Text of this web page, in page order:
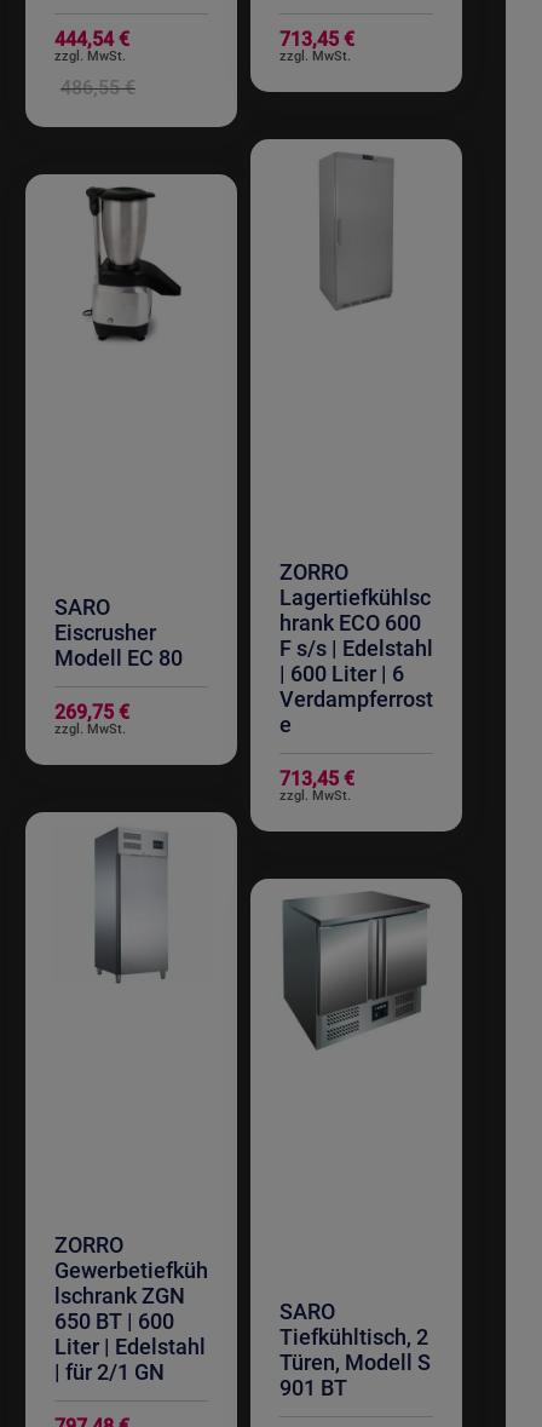
444,54 €
486,55 €
SARO
Eiscrusher
Modell EC 80
269,75 €
ZORRO
Gewerbetiefküh
lschrank ZGN
650 BT | 600
Liter | Edelstahl
| für 2/1 GN
713,45 €
ZORRO
Lagertiefkühlsc
hrank ECO 600
F s/s | Edelstahl
| 600 Liter | 6
Verdampferrost
e
713,45 €
SARO
Tiefkühltisch, 2
Türen, Modell S
901 BT